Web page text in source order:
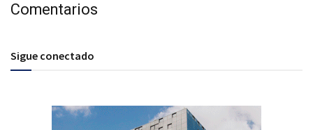
Comentarios
Sigue conectado